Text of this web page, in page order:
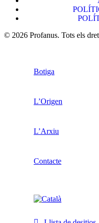
© 2026 Profanus. Tots els
Botiga
L’Origen
L’Arxiu
Contacte